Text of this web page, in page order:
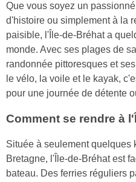
Que vous soyez un
d'histoire ou simplement à la
paisible, l'Île-de-Bréhat a
monde. Avec ses plages de
randonnée pittoresques et
le vélo, la voile et le kayak,
pour une journée de détente
Comment se rendre à
Située à seulement quelques
Bretagne, l'Île-de-Bréhat est
bateau. Des ferries réguliers